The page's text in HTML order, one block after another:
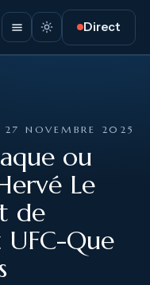
Direct
27 NOVEMBRE 2025
ou
Le
de
UFC-Que